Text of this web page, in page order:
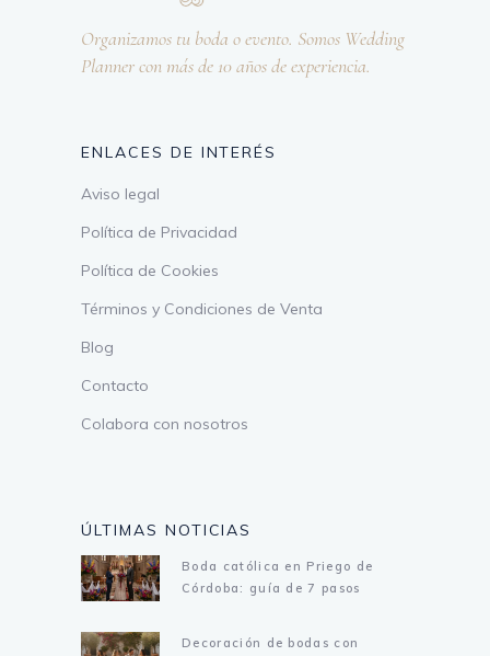
Organizamos tu boda o evento. Somos Wedding
Planner con más de 10 años de experiencia.
ENLACES DE INTERÉS
Aviso legal
Política de Privacidad
Política de Cookies
Términos y Condiciones de Venta
Blog
Contacto
Colabora con nosotros
ÚLTIMAS NOTICIAS
Boda católica en Priego de
Córdoba: guía de 7 pasos
Decoración de bodas con